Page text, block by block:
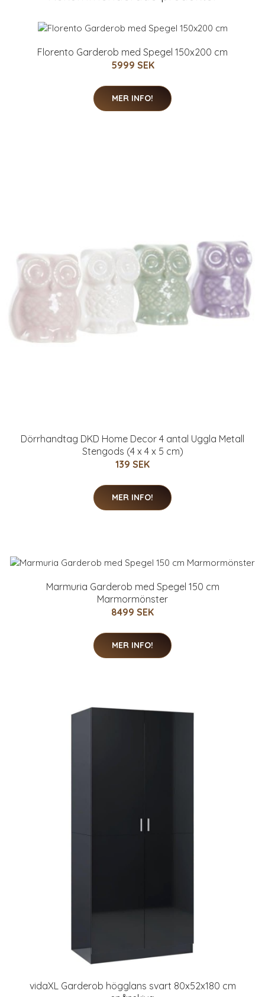
Florento Garderob med Spegel 150x200 cm
5999 SEK
MER INFO!
Dörrhandtag DKD Home Decor 4 antal Uggla Metall
Stengods (4 x 4 x 5 cm)
139 SEK
MER INFO!
Marmuria Garderob med Spegel 150 cm
Marmormönster
8499 SEK
MER INFO!
vidaXL Garderob högglans svart 80x52x180 cm